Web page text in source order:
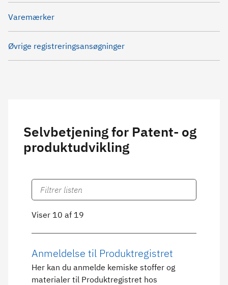
Varemærker
Øvrige registreringsansøgninger
Selvbetjening for Patent- og
produktudvikling
Viser 10 af 19
Anmeldelse til Produktregistret
Her kan du anmelde kemiske stoffer og
materialer til Produktregistret hos